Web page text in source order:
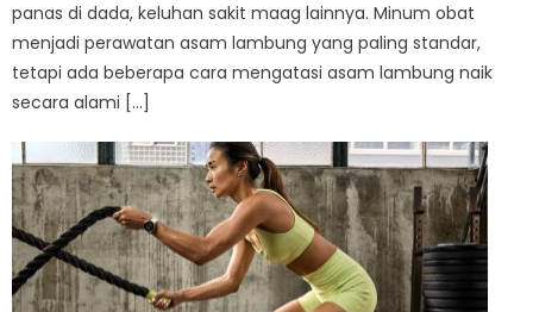
panas di dada, keluhan sakit maag lainnya. Minum obat
menjadi perawatan asam lambung yang paling standar,
tetapi ada beberapa cara mengatasi asam lambung naik
secara alami […]